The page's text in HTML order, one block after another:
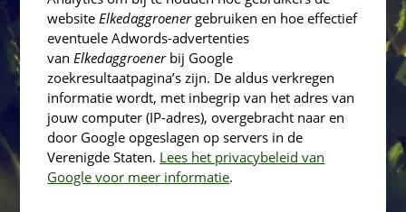
websiteElkedaggroenergebruiken en hoe effectief
eventuele Adwords-advertenties
vanElkedaggroener bij Google
zoekresultaatpagina’s zijn. De aldus verkregen
informatie wordt, met inbegrip van het adres van
jouw computer (IP-adres), overgebracht naar en
door Google opgeslagen op servers in de
Verenigde Staten. Lees het privacybeleid van
Google voor meer informatie.